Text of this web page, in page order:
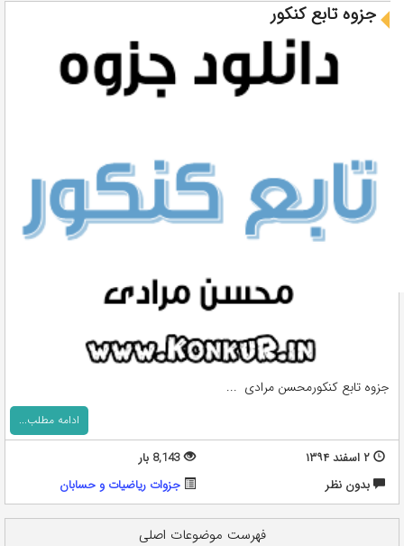
جزوه تابع کنکور
جزوه تابع کنکورمحسن مرادی ...
ادامه مطلب...
۲ اسفند ۱۳۹۴
8,143 بار
بدون نظر
جزوات ریاضیات و حسابان
فهرست موضوعات اصلی